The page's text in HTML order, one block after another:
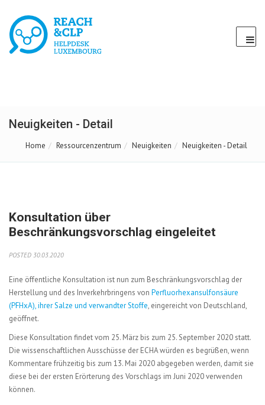
Neuigkeiten - Detail
Home Ressourcenzentrum Neuigkeiten Neuigkeiten - Detail
Konsultation über
Beschränkungsvorschlag eingeleitet
POSTED 30.03.2020
Eine öffentliche Konsultation ist nun zum Beschränkungsvorschlag der
Herstellung und des Inverkehrbringens von Perfluorhexansulfonsäure
(PFHxA), ihrer Salze und verwandter Stoffe, eingereicht von Deutschland,
geöffnet.
Diese Konsultation findet vom 25. März bis zum 25. September 2020 statt.
Die wissenschaftlichen Ausschüsse der ECHA würden es begrüßen, wenn
Kommentare frühzeitig bis zum 13. Mai 2020 abgegeben werden, damit sie
diese bei der ersten Erörterung des Vorschlags im Juni 2020 verwenden
können.